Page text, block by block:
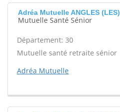
Adréa Mutuelle ANGLES (LES)
Mutuelle Santé Sénior
Département: 30
Mutuelle santé retraite sénior
Adréa Mutuelle